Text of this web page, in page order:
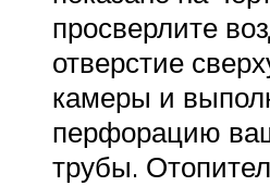
просверлите
отверстие
камеры и
перфорацию
трубы.